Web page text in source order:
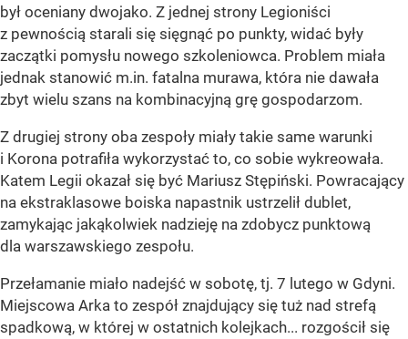
był oceniany dwojako. Z jednej strony Legioniści
z pewnością starali się sięgnąć po punkty, widać były
zaczątki pomysłu nowego szkoleniowca. Problem miała
jednak stanowić m.in. fatalna murawa, która nie dawała
zbyt wielu szans na kombinacyjną grę gospodarzom.
Z drugiej strony oba zespoły miały takie same warunki
i Korona potrafiła wykorzystać to, co sobie wykreowała.
Katem Legii okazał się być Mariusz Stępiński. Powracający
na ekstraklasowe boiska napastnik ustrzelił dublet,
zamykając jakąkolwiek nadzieję na zdobycz punktową
dla warszawskiego zespołu.
Przełamanie miało nadejść w sobotę, tj. 7 lutego w Gdyni.
Miejscowa Arka to zespół znajdujący się tuż nad strefą
spadkową, w której w ostatnich kolejkach... rozgościł się